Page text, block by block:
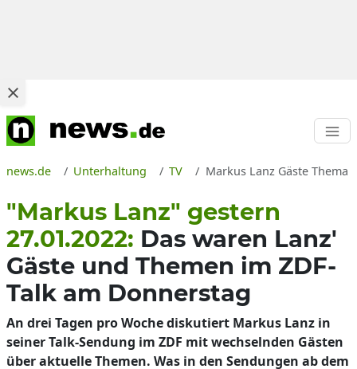
news.de Unterhaltung TV Markus Lanz Gäste Thema
"Markus Lanz" gestern
27.01.2022: Das waren Lanz'
Gäste und Themen im ZDF-
Talk am Donnerstag
An drei Tagen pro Woche diskutiert Markus Lanz in
seiner Talk-Sendung im ZDF mit wechselnden Gästen
über aktuelle Themen. Was in den Sendungen ab dem